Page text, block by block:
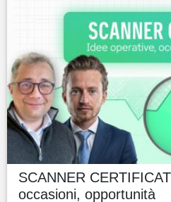
SCANNER
occasioni, opportunità